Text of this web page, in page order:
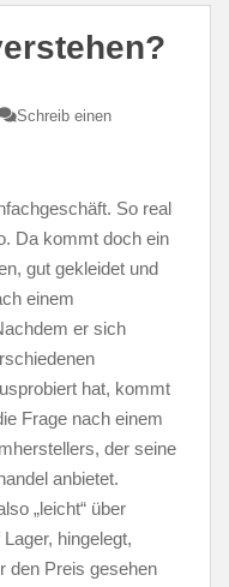
Schreib einen
So real
Da kommt doch ein
gut gekleidet und
einem
er sich
hat, kommt
Frage nach einem
der seine
anbietet.
„leicht“ über
hingelegt,
den Preis gesehen